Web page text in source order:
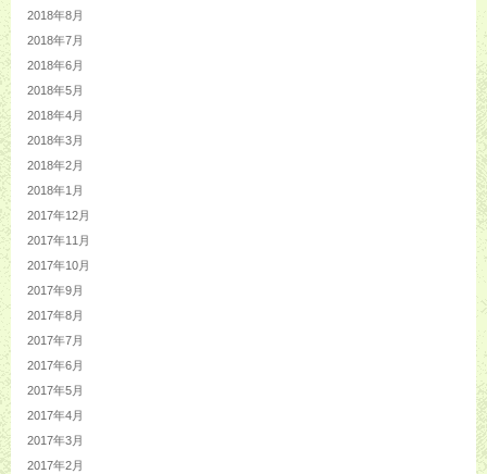
2018年8月
2018年7月
2018年6月
2018年5月
2018年4月
2018年3月
2018年2月
2018年1月
2017年12月
2017年11月
2017年10月
2017年9月
2017年8月
2017年7月
2017年6月
2017年5月
2017年4月
2017年3月
2017年2月